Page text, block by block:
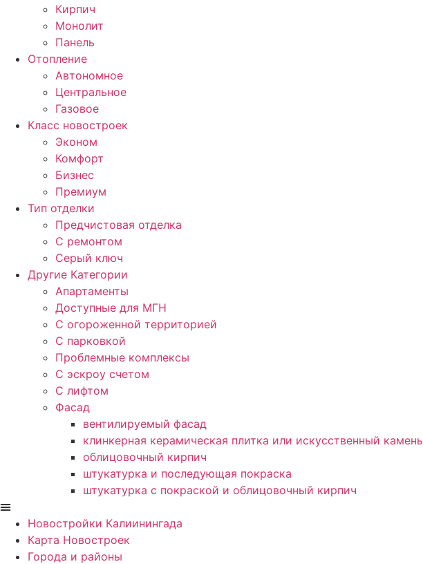
Кирпич
Монолит
Панель
Отопление
Автономное
Центральное
Газовое
Класс новостроек
Эконом
Комфорт
Бизнес
Премиум
Тип отделки
Предчистовая отделка
С ремонтом
Серый ключ
Другие Категории
Апартаменты
Доступные для МГН
С огороженной территорией
С парковкой
Проблемные комплексы
С эскроу счетом
С лифтом
Фасад
вентилируемый фасад
клинкерная керамическая плитка или искусственный камень
облицовочный кирпич
штукатурка и последующая покраска
штукатурка с покраской и облицовочный кирпич
Новостройки Калиинингада
Карта Новостроек
Города и районы